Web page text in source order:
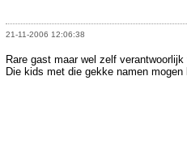
21-11-2006 12:06:38
Rare gast maar wel zelf verantwoorlijk
Die kids met die gekke namen mogen